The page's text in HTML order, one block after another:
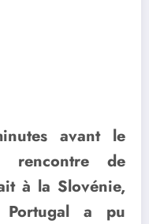
avant le
rencontre de
à la Slovénie,
Portugal a pu